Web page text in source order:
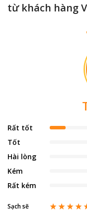
từ khách hàng
Rất tốt
Tốt
Hài lòng
Kém
Rất kém
Sạch sẽ